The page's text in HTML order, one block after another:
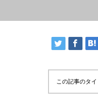
この記事のタ